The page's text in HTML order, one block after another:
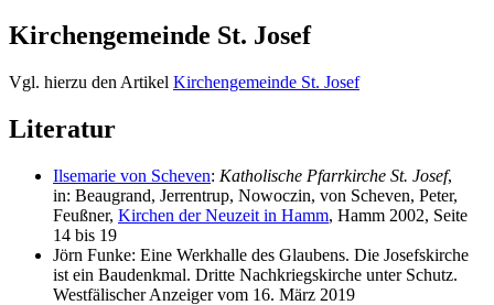
Kirchengemeinde St. Josef
Vgl. hierzu den Artikel Kirchengemeinde St. Josef
Literatur
Ilsemarie von Scheven: Katholische Pfarrkirche St. Josef,
in: Beaugrand, Jerrentrup, Nowoczin, von Scheven, Peter,
Feußner, Kirchen der Neuzeit in Hamm, Hamm 2002, Seite
14 bis 19
Jörn Funke: Eine Werkhalle des Glaubens. Die Josefskirche
ist ein Baudenkmal. Dritte Nachkriegskirche unter Schutz.
Westfälischer Anzeiger vom 16. März 2019